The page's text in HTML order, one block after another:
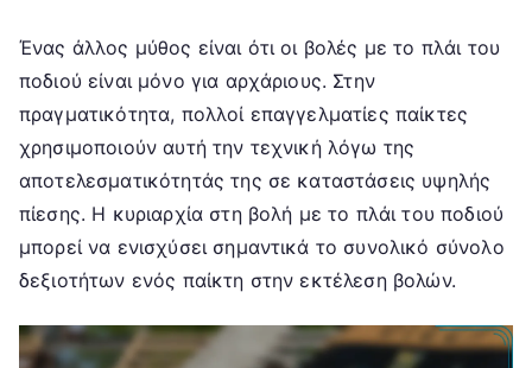
Ένας άλλος μύθος είναι ότι οι βολές με το πλάι του
ποδιού είναι μόνο για αρχάριους. Στην
πραγματικότητα, πολλοί επαγγελματίες παίκτες
χρησιμοποιούν αυτή την τεχνική λόγω της
αποτελεσματικότητάς της σε καταστάσεις υψηλής
πίεσης. Η κυριαρχία στη βολή με το πλάι του ποδιού
μπορεί να ενισχύσει σημαντικά το συνολικό σύνολο
δεξιοτήτων ενός παίκτη στην εκτέλεση βολών.